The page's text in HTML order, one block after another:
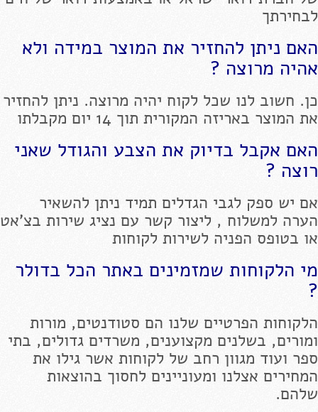
לבחירתך
האם ניתן להחזיר את המוצר במידה ולא
אהיה מרוצה ?
כן. חשוב לנו שכל לקוח יהיה מרוצה. ניתן להחזיר
את המוצר באריזה המקורית תוך 14 יום מקבלתו
האם אקבל בדיוק את הצבע והגודל שאני
רוצה ?
אם יש ספק לגבי הגדלים תמיד ניתן להשאיר
הערה למשלוח , ליצור קשר עם נציג שירות בצ'אט
או בטופס הפניה לשירות לקוחות
מי הלקוחות שמזמינים באתר הכל בדולר
?
הלקוחות הפרטיים שלנו הם סטודנטים, מורות
ומורים, בשלנים מקצוענים, משרדים גדולים, בתי
ספר ועוד מגוון רחב של לקוחות אשר גילו את
המחירים אצלנו ומעוניינים לחסוך בהוצאות
שלהם.